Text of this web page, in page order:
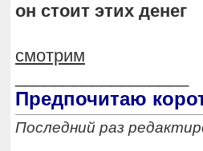
он стоит этих денег
смотрим
Предпочитаю
Последний раз